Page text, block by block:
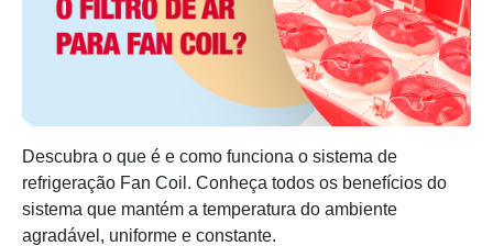
Descubra o que é e como funciona o sistema de
refrigeração Fan Coil. Conheça todos os benefícios do
sistema que mantém a temperatura do ambiente
agradável, uniforme e constante.